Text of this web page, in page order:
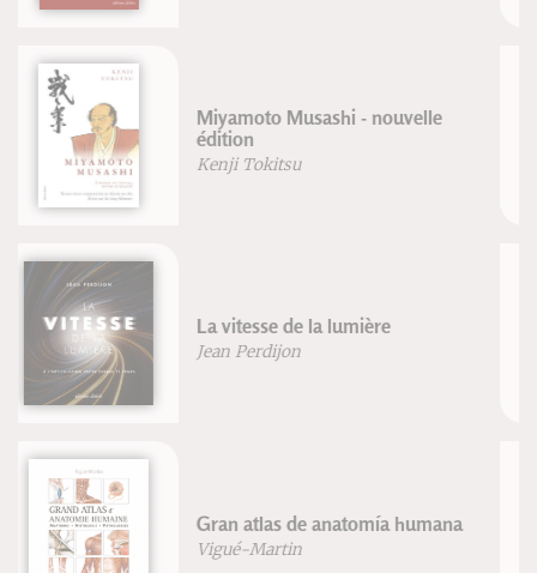
Karozoutha
Pierre Perrier de l'académie des
sciences
El arte de curar
Rééducation en résistance
progressive
Blandine Calais-Germain